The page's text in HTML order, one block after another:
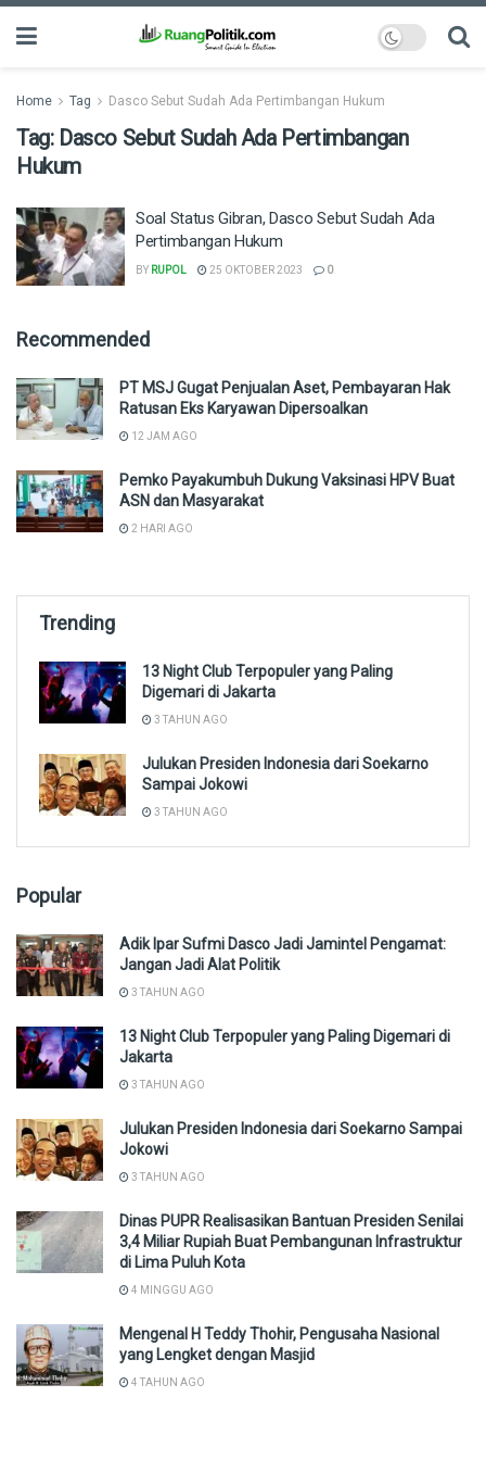
Home Tag Dasco Sebut Sudah Ada Pertimbangan Hukum
Tag: Dasco Sebut Sudah Ada Pertimbangan
Hukum
Soal Status Gibran, Dasco Sebut Sudah Ada
Pertimbangan Hukum
BY RUPOL 25 OKTOBER 2023 0
Recommended
PT MSJ Gugat Penjualan Aset, Pembayaran Hak
Ratusan Eks Karyawan Dipersoalkan
12 JAM AGO
Pemko Payakumbuh Dukung Vaksinasi HPV Buat
ASN dan Masyarakat
2 HARI AGO
Trending
13 Night Club Terpopuler yang Paling
Digemari di Jakarta
3 TAHUN AGO
Julukan Presiden Indonesia dari Soekarno
Sampai Jokowi
3 TAHUN AGO
Popular
Adik Ipar Sufmi Dasco Jadi Jamintel Pengamat:
Jangan Jadi Alat Politik
3 TAHUN AGO
13 Night Club Terpopuler yang Paling Digemari di
Jakarta
3 TAHUN AGO
Julukan Presiden Indonesia dari Soekarno Sampai
Jokowi
3 TAHUN AGO
Dinas PUPR Realisasikan Bantuan Presiden Senilai
3,4 Miliar Rupiah Buat Pembangunan Infrastruktur
di Lima Puluh Kota
4 MINGGU AGO
Mengenal H Teddy Thohir, Pengusaha Nasional
yang Lengket dengan Masjid
4 TAHUN AGO